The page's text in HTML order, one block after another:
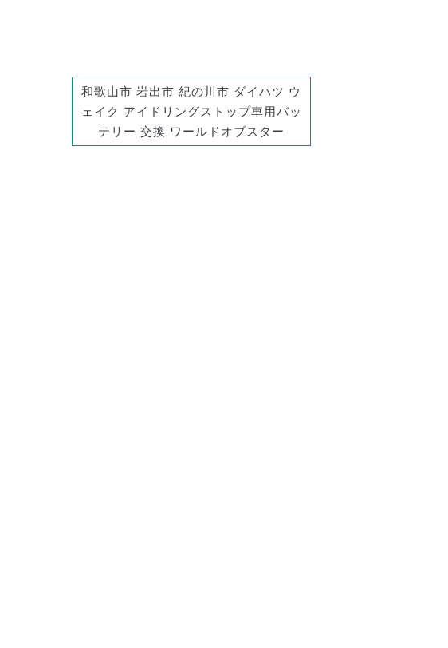
和歌山市 岩出市 紀の川市 ダイハツ ウ
ェイク アイドリングストップ車用バッ
テリー 交換 ワールドオブスター